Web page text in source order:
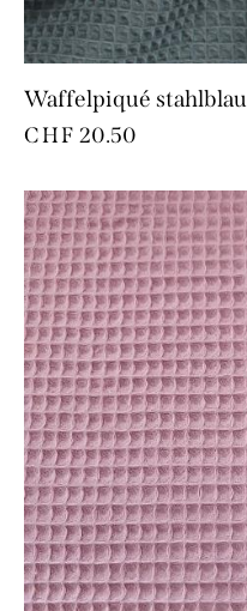
Waffelpiqué stahlblau
CHF 20.50